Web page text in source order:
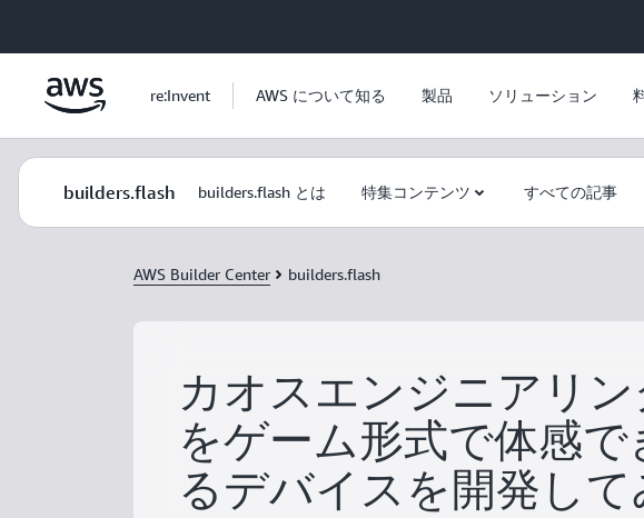
re:Invent AWS について知る 製品 ソリューション
builders.flash builders.flash とは 特集コンテンツ すべての記事
AWS Builder Center builders.flash
カオスエンジニアリ
をゲーム形式で体感で
るデバイスを開発して